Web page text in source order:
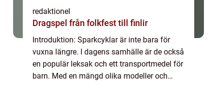
redaktionel
Dragspel från folkfest till finlir
Introduktion: Sparkcyklar är inte bara för
vuxna längre. I dagens samhälle är de också
en populär leksak och ett transportmedel för
barn. Med en mängd olika modeller och